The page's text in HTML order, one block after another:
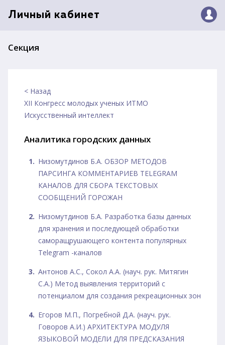
Личный кабинет
Секция
< Назад
XII Конгресс молодых ученых ИТМО
Искусственный интеллект
Аналитика городских данных
Низомутдинов Б.А. ОБЗОР МЕТОДОВ
ПАРСИНГА КОММЕНТАРИЕВ TELEGRAM
КАНАЛОВ ДЛЯ СБОРА ТЕКСТОВЫХ
СООБЩЕНИЙ ГОРОЖАН
Низомутдинов Б.А. Разработка базы данных
для хранения и последующей обработки
саморащрушающего контента популярных
Telegram -каналов
Антонов А.С., Сокол А.А. (науч. рук. Митягин
С.А.) Метод выявления территорий с
потенциалом для создания рекреационных зон
Егоров М.П., Погребной Д.А. (науч. рук.
Говоров А.И.) АРХИТЕКТУРА МОДУЛЯ
ЯЗЫКОВОЙ МОДЕЛИ ДЛЯ ПРЕДСКАЗАНИЯ